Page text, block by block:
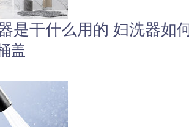
是干什么用的 妇洗器如
盖